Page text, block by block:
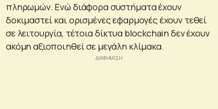
πληρωμών. Ενώ διάφορα συστήματα έχουν
δοκιμαστεί και ορισμένες εφαρμογές έχουν τεθεί
σε λειτουργία, τέτοια δίκτυα blockchain δεν έχουν
ακόμη αξιοποιηθεί σε μεγάλη κλίμακα.